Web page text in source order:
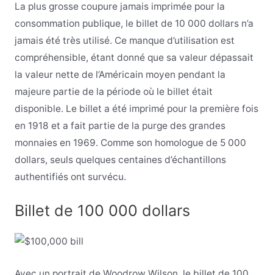
La plus grosse coupure jamais imprimée pour la
consommation publique, le billet de 10 000 dollars n’a
jamais été très utilisé. Ce manque d’utilisation est
compréhensible, étant donné que sa valeur dépassait
la valeur nette de l’Américain moyen pendant la
majeure partie de la période où le billet était
disponible. Le billet a été imprimé pour la première fois
en 1918 et a fait partie de la purge des grandes
monnaies en 1969. Comme son homologue de 5 000
dollars, seuls quelques centaines d’échantillons
authentifiés ont survécu.
Billet de 100 000 dollars